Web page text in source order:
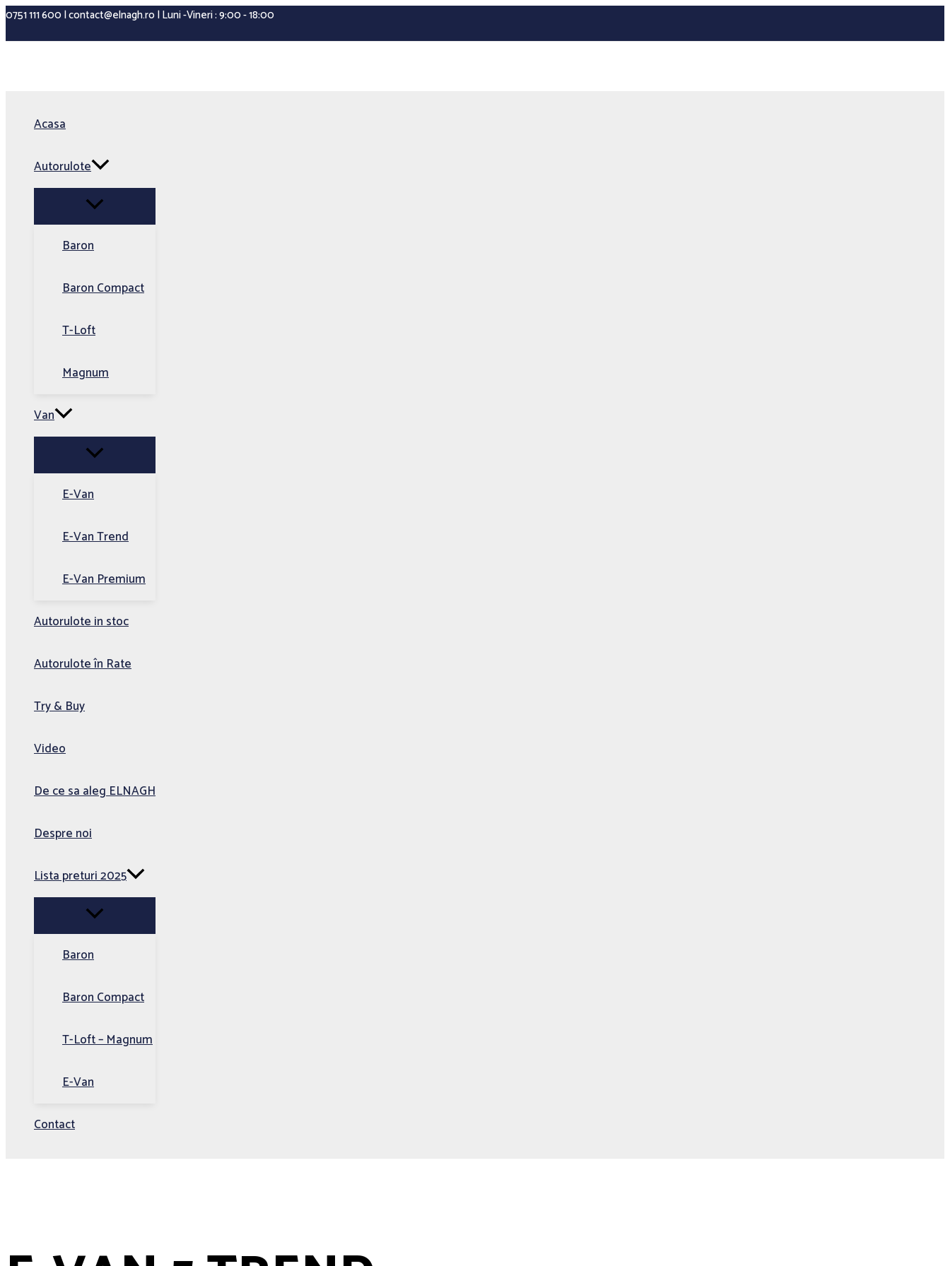
Skip
content
0751 111 600 | contact@elnagh.ro | Luni -Vineri : 9:00 - 18:00
Acasa
Autorulote
Menu
Toggle
Baron
Baron Compact
T-Loft
Magnum
Van
Menu
Toggle
E-Van
E-Van Trend
E-Van Premium
Autorulote in stoc
Autorulote în Rate
Try & Buy
Video
De ce sa aleg ELNAGH
Despre noi
Lista preturi 2025
Menu
Toggle
Baron
Baron Compact
T-Loft – Magnum
E-Van
Contact